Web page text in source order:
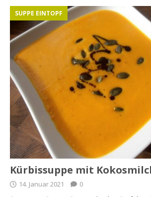
Kürbissuppe mit
SUPPE EINTOPF
14. Januar 2021 0